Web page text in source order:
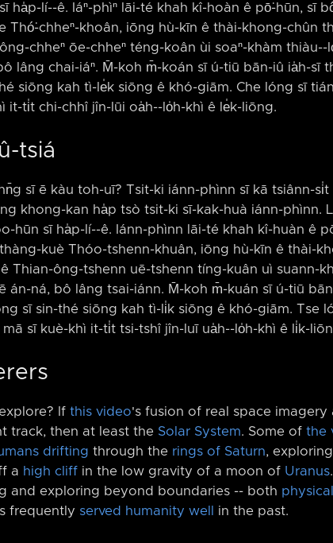
ha̍p-lí-⁠-ê. Iáⁿ-phìⁿ lāi-té khah kî-hoàn ê pō͘-hūn, sī
chheⁿ-khoân, iōng hù-kīn ê thài-khong-chûn
chheⁿ ōe-chheⁿ téng-koân ùi soaⁿ-khàm thiàu-⁠-
lâng chai-iáⁿ. M̄-koh m̄-koán sī ú-tiū bān-iû ia̍h-sī
siōng kah tì-le̍k siōng ê khó-giām. Che lóng sī
it-ti̍t chi-chhî jîn-lūi oa̍h-⁠-lo̍h-khì ê le̍k-liōng.
tsiá
sī ē kàu toh-uī? Tsit-ki iánn-phìnn sī kā tsiânn-
khong-kan ha̍p tsò tsit-ki sī-kak-huà iánn-phìnn.
hūn sī ha̍p-lí-⁠-ê. Iánn-phìnn lāi-té khah kî-huàn ê
kuè Thóo-tshenn-khuân, iōng hù-kīn ê thài-
Thian-ông-tshenn uē-tshenn tíng-kuân uì suann-
án-ná, bô lâng tsai-iánn. M̄-koh m̄-kuán sī ú-tiū
sī sin-thé siōng kah tì-li̍k siōng ê khó-giām. Tse
sī kuè-khì it-ti̍t tsi-tshî jîn-luī ua̍h-⁠-lo̍h-khì ê li̍k-
If this video's fusion of real space imagery
track, then at least the Solar System. Some of the
drifting through the rings of Saturn, exploring
a high cliff in the low gravity of a moon of Uranus
and exploring beyond boundaries -⁠- both physical
frequently served humanity well in the past.